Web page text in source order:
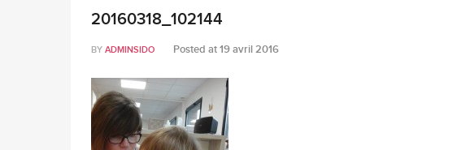
20160318_102144
BY ADMINSIDO Posted at19 avril 2016